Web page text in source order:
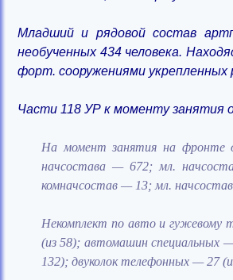
Младший и рядовой состав
необученных 434 человека.
форт. сооружениями укрепленных
Части 118 УР к моменту занятия
На момент занятия на фронте
начсостава — 672; мл.
комначсостав — 13; мл.
Некомплект по авто и гужевому
(из 58); автомашин специальных
132); двуколок телефонных — 27